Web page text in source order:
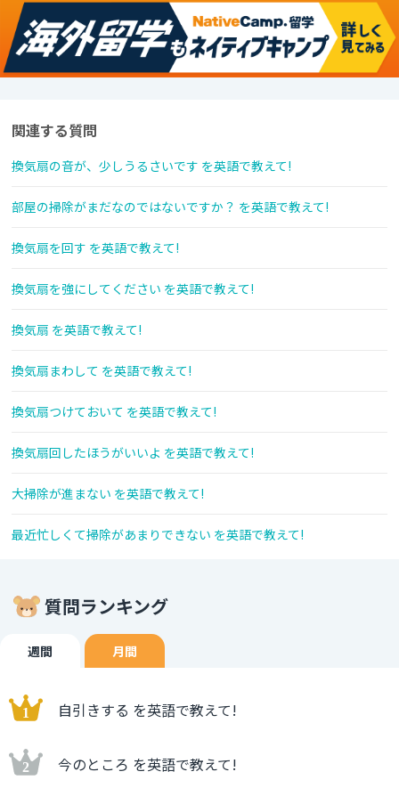
関連する質問
換気扇の音が、少しうるさいです を英語で教えて!
部屋の掃除がまだなのではないですか？ を英語で教えて!
換気扇を回す を英語で教えて!
換気扇を強にしてください を英語で教えて!
換気扇 を英語で教えて!
換気扇まわして を英語で教えて!
換気扇つけておいて を英語で教えて!
換気扇回したほうがいいよ を英語で教えて!
大掃除が進まない を英語で教えて!
最近忙しくて掃除があまりできない を英語で教えて!
質問ランキング
週間 月間
自引きする を英語で教えて!
今のところ を英語で教えて!